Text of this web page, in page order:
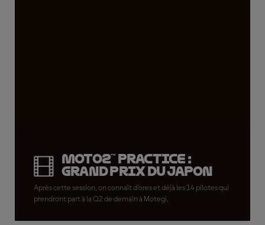
Moto2™ Practice :
Grand Prix du Japon
Après cette session, on connaît d'ores et déjà les 14 pilotes qui
prendront part à la Q2 de demain à Motegi.